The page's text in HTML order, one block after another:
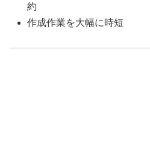
約
作成作業を大幅に時短